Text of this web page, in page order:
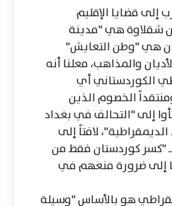
إلى قضايا الإقليم
أن شقلاوة هي "مدينة
هي "وطن التعايش"
والمذاهب، معلنا أنه
الكوردستاني أي
الخصوم الذين
إلى "التحالف في بغداد
لافتاً إلى
"كسر كوردستان فقط من
إلى ضرورة منعهم في
هو بالأساس "وسيلة